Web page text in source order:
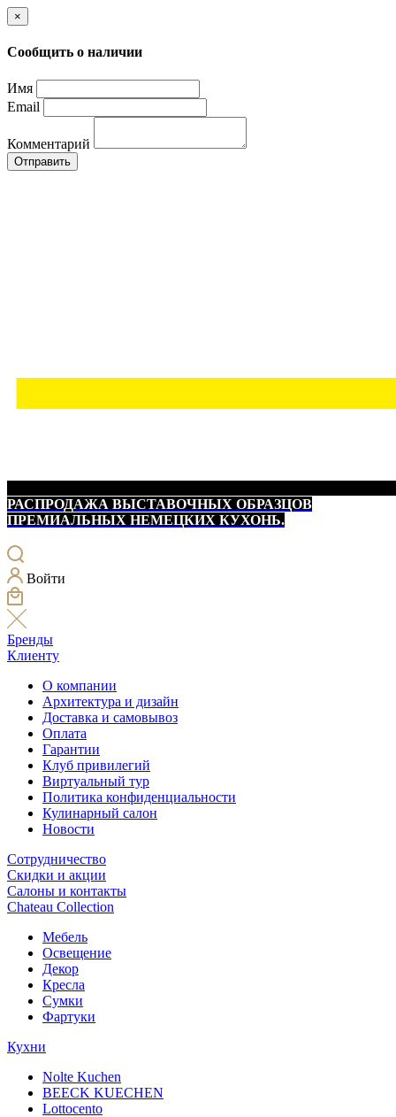
×
Сообщить о наличии
Имя
Email
Комментарий
Отправить
РАСПРОДАЖА ВЫСТАВОЧНЫХ ОБРАЗЦОВ
ПРЕМИАЛЬНЫХ НЕМЕЦКИХ КУХОНЬ.
Войти
Бренды
Клиенту
О компании
Архитектура и дизайн
Доставка и самовывоз
Оплата
Гарантии
Клуб привилегий
Виртуальный тур
Политика конфиденциальности
Кулинарный салон
Новости
Сотрудничество
Скидки и акции
Салоны и контакты
Chateau Collection
Мебель
Освещение
Декор
Кресла
Сумки
Фартуки
Кухни
Nolte Kuchen
BEECK KUECHEN
Lottocento